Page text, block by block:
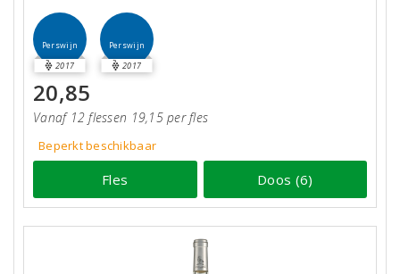
Perswijn
2017
Perswijn
2017
20,85
Vanaf 12 flessen 19,15 per fles
Beperkt beschikbaar
Fles Doos (6)